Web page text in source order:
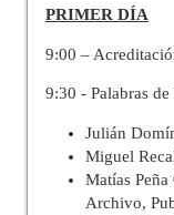
PRIMER DÍA
9:00 –
9:30 - Palabras
Julián
Miguel
Matías
Archivo,